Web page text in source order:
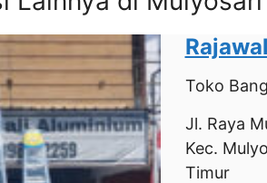
Toko
Jl. Raya
Kec.
Timur